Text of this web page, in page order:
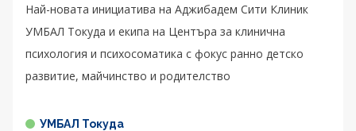
Най-новата инициатива на Аджибадем Сити Клиник
УМБАЛ Токуда и екипа на Центъра за клинична
психология и психосоматика с фокус ранно детско
развитие, майчинство и родителство
УМБАЛ Токуда